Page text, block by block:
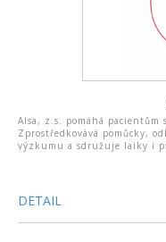
Alsa, z.s. pomáhá pacientům
Zprostředkovává pomůcky,
výzkumu a sdružuje laiky i
DETAIL